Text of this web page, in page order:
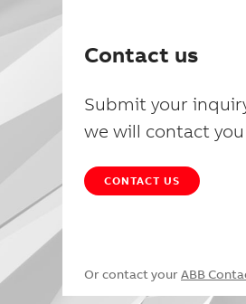
Contact us
Submit your
we will contact you
CONTACT US
Or contact your ABB